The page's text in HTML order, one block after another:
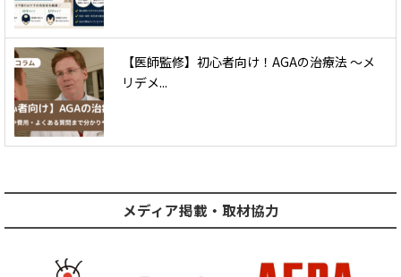
【医師監修】初心者向け！AGAの治療法 〜メ
リデメ...
メディア掲載・取材協力